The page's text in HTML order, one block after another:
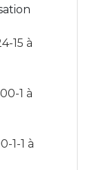
15 à
1 à
1-1 à